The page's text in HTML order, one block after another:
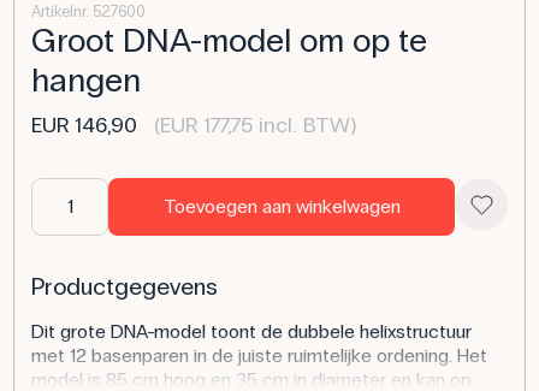
Artikelnr. 527600
Groot DNA-model om op te
hangen
EUR 146,90 (EUR 177,75 incl. BTW)
Toevoegen aan winkelwagen
Productgegevens
Dit grote DNA-model toont de dubbele helixstructuur
met 12 basenparen in de juiste ruimtelijke ordening. Het
model is 85 cm hoog en 35 cm in diameter en kan op